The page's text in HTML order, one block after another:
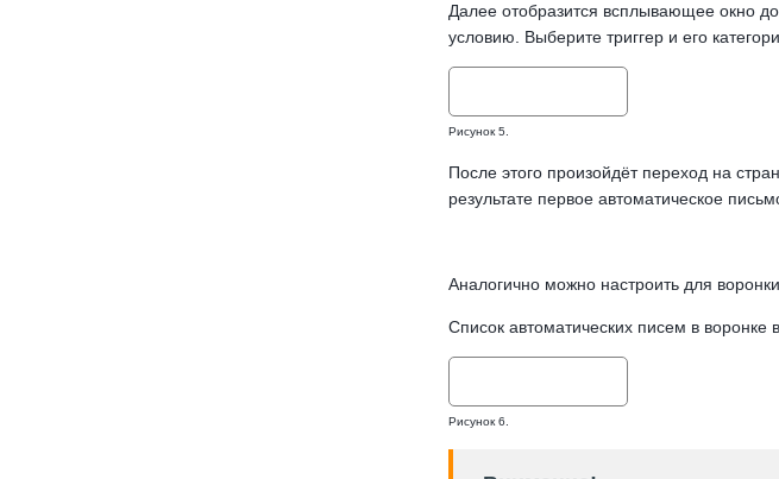
Далее отобразится всплывающее окно
условию. Выберите триггер и его
Рисунок 5.
После этого произойдёт переход на
результате первое автоматическое
Аналогично можно настроить для
Список автоматических писем в
Рисунок 6.